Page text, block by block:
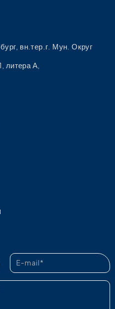
вн.тер.г. Мун. Округ
литера А,